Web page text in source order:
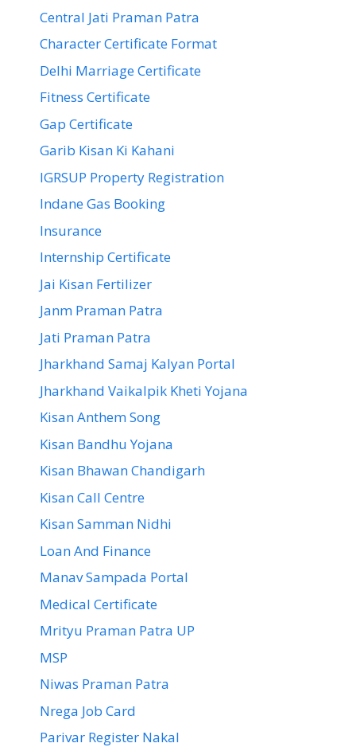
Central Jati Praman Patra
Character Certificate Format
Delhi Marriage Certificate
Fitness Certificate
Gap Certificate
Garib Kisan Ki Kahani
IGRSUP Property Registration
Indane Gas Booking
Insurance
Internship Certificate
Jai Kisan Fertilizer
Janm Praman Patra
Jati Praman Patra
Jharkhand Samaj Kalyan Portal
Jharkhand Vaikalpik Kheti Yojana
Kisan Anthem Song
Kisan Bandhu Yojana
Kisan Bhawan Chandigarh
Kisan Call Centre
Kisan Samman Nidhi
Loan And Finance
Manav Sampada Portal
Medical Certificate
Mrityu Praman Patra UP
MSP
Niwas Praman Patra
Nrega Job Card
Parivar Register Nakal